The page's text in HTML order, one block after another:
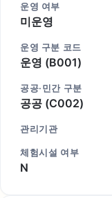
운영 여부
미운영
운영 구분 코드
운영 (B001)
공공·민간 구분
공공 (C002)
관리기관
체험시설 여부
N